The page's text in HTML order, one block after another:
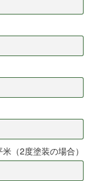
（2度塗装の場合）